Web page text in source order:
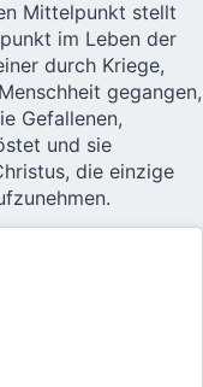
Mittelpunkt stellt
im Leben der
durch Kriege,
gegangen,
Gefallenen,
und sie
die einzige